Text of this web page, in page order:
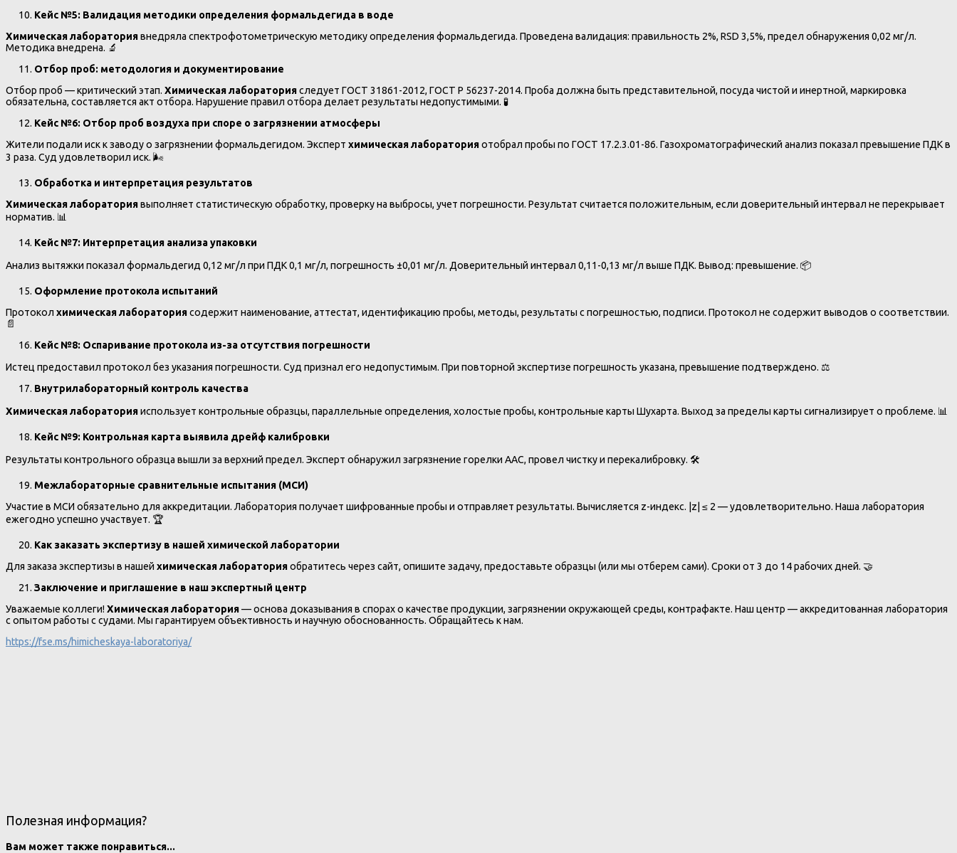
Кейс №5: Валидация методики определения формальдегида в воде
Химическая лабораториявнедряла спектрофотометрическую методику определения формальдегида. Проведена валидация: правильность 2%, RSD 3,5%, предел обнаружения 0,02 мг/л.
Методика внедрена. 🔬
Отбор проб: методология и документирование
Отбор проб — критический этап. Химическая лабораторияследует ГОСТ 31861-2012, ГОСТ Р 56237-2014. Проба должна быть представительной, посуда чистой и инертной, маркировка
обязательна, составляется акт отбора. Нарушение правил отбора делает результаты недопустимыми. 🧪
Кейс №6: Отбор проб воздуха при споре о загрязнении атмосферы
Жители подали иск к заводу о загрязнении формальдегидом. Эксперт химическая лабораторияотобрал пробы по ГОСТ 17.2.3.01-86. Газохроматографический анализ показал превышение ПДК в
3 раза. Суд удовлетворил иск. 🌬️
Обработка и интерпретация результатов
Химическая лабораториявыполняет статистическую обработку, проверку на выбросы, учет погрешности. Результат считается положительным, если доверительный интервал не перекрывает
норматив. 📊
Кейс №7: Интерпретация анализа упаковки
Анализ вытяжки показал формальдегид 0,12 мг/л при ПДК 0,1 мг/л, погрешность ±0,01 мг/л. Доверительный интервал 0,11-0,13 мг/л выше ПДК. Вывод: превышение. 📦
Оформление протокола испытаний
Протокол химическая лабораториясодержит наименование, аттестат, идентификацию пробы, методы, результаты с погрешностью, подписи. Протокол не содержит выводов о соответствии.
📄
Кейс №8: Оспаривание протокола из-за отсутствия погрешности
Истец предоставил протокол без указания погрешности. Суд признал его недопустимым. При повторной экспертизе погрешность указана, превышение подтверждено. ⚖️
Внутрилабораторный контроль качества
Химическая лабораторияиспользует контрольные образцы, параллельные определения, холостые пробы, контрольные карты Шухарта. Выход за пределы карты сигнализирует о проблеме. 📊
Кейс №9: Контрольная карта выявила дрейф калибровки
Результаты контрольного образца вышли за верхний предел. Эксперт обнаружил загрязнение горелки ААС, провел чистку и перекалибровку. 🛠️
Межлабораторные сравнительные испытания (МСИ)
Участие в МСИ обязательно для аккредитации. Лаборатория получает шифрованные пробы и отправляет результаты. Вычисляется z-индекс. |z| ≤ 2 — удовлетворительно. Наша лаборатория
ежегодно успешно участвует. 🏆
Как заказать экспертизу в нашей химической лаборатории
Для заказа экспертизы в нашей химическая лабораторияобратитесь через сайт, опишите задачу, предоставьте образцы (или мы отберем сами). Сроки от 3 до 14 рабочих дней. 🤝
Заключение и приглашение в наш экспертный центр
Уважаемые коллеги! Химическая лаборатория— основа доказывания в спорах о качестве продукции, загрязнении окружающей среды, контрафакте. Наш центр — аккредитованная лаборатория
с опытом работы с судами. Мы гарантируем объективность и научную обоснованность. Обращайтесь к нам.
https://fse.ms/himicheskaya-laboratoriya/
Полезная информация?
Вам может также понравиться...